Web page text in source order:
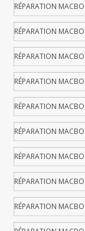
RÉPARATION
RÉPARATION
RÉPARATION
RÉPARATION
RÉPARATION
RÉPARATION
RÉPARATION
RÉPARATION
RÉPARATION